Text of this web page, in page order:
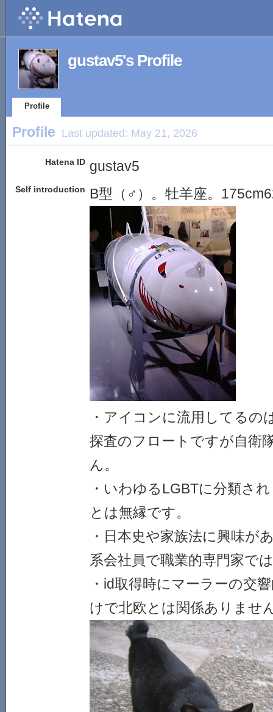
gustav5's Profile
Profile
Profile Last updated: May 21, 2026
Hatena ID gustav5
Self introduction B型（♂）。牡羊座。
・アイコンに流用してるの
探査のフロートですが自衛
ん。
・いわゆるLGBTに分類さ
とは無縁です。
・日本史や家族法に興味が
系会社員で職業的専門家で
・id取得時にマーラーの交
けで北欧とは関係ありませ